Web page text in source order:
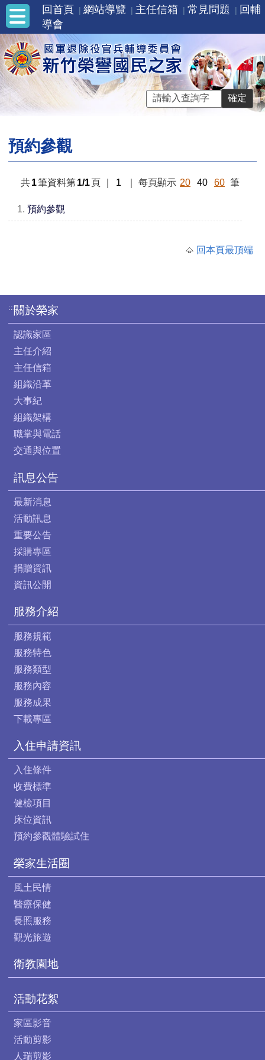
回首頁 網站導覽 主任信箱 常見問題
回輔
導會
預約參觀
共1筆資料第1/1頁 1 每頁顯示 20 40 60 筆
1. 預約參觀
回本頁最頂端
:::關於榮家
認識家區
主任介紹
主任信箱
組織沿革
大事紀
組織架構
職掌與電話
交通與位置
訊息公告
最新消息
活動訊息
重要公告
採購專區
捐贈資訊
資訊公開
服務介紹
服務規範
服務特色
服務類型
服務內容
服務成果
下載專區
入住申請資訊
入住條件
收費標準
健檢項目
床位資訊
預約參觀體驗試住
榮家生活圈
風土民情
醫療保健
長照服務
觀光旅遊
衛教園地
活動花絮
家區影音
活動剪影
人瑞剪影